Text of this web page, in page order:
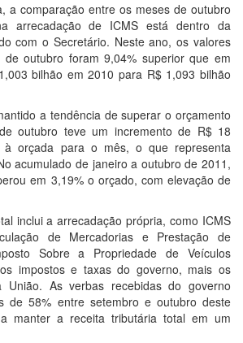
a comparação entre os meses de outubro
arrecadação de ICMS está dentro da
com o Secretário. Neste ano, os valores
de outubro foram 9,04% superior que em
bilhão em 2010 para R$ 1,093 bilhão
a tendência de superar o orçamento
outubro teve um incremento de R$ 18
à orçada para o mês, o que representa
acumulado de janeiro a outubro de 2011,
em 3,19% o orçado, com elevação de
inclui a arrecadação própria, como ICMS
de Mercadorias e Prestação de
Sobre a Propriedade de Veículos
impostos e taxas do governo, mais os
União. As verbas recebidas do governo
de 58% entre setembro e outubro deste
manter a receita tributária total em um